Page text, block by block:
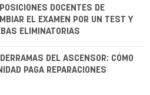
DOCENTES DE
EL EXAMEN POR UN TEST Y
ELIMINATORIAS
DEL ASCENSOR: CÓMO
PAGA REPARACIONES